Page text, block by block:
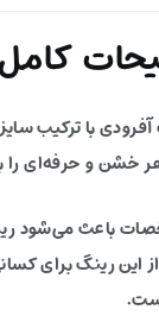
خشن و حرفه‌ای را
باعث می‌شود
این رینگ برای